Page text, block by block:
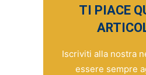
TI PIACE
Iscriviti alla nostra
essere sempre